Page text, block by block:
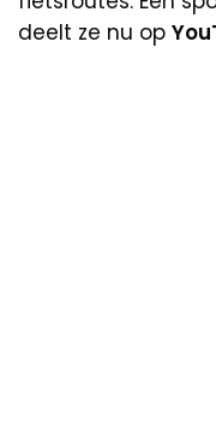
deelt ze nu op